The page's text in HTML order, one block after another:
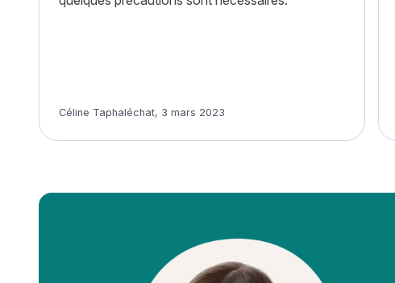
Article rédigé par
Céline Taphaléchat, 3 mars 2023